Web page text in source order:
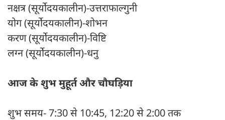
नक्षत्र (सूर्योदयकालीन)-उत्तराफाल्गुनी
योग (सूर्योदयकालीन)-शोभन
करण (सूर्योदयकालीन)-विष्टि
लग्न (सूर्योदयकालीन)-धनु
आज के शुभ मुहूर्त और चौघड़िया
शुभ समय- 7:30 से 10:45, 12:20 से 2:00 तक